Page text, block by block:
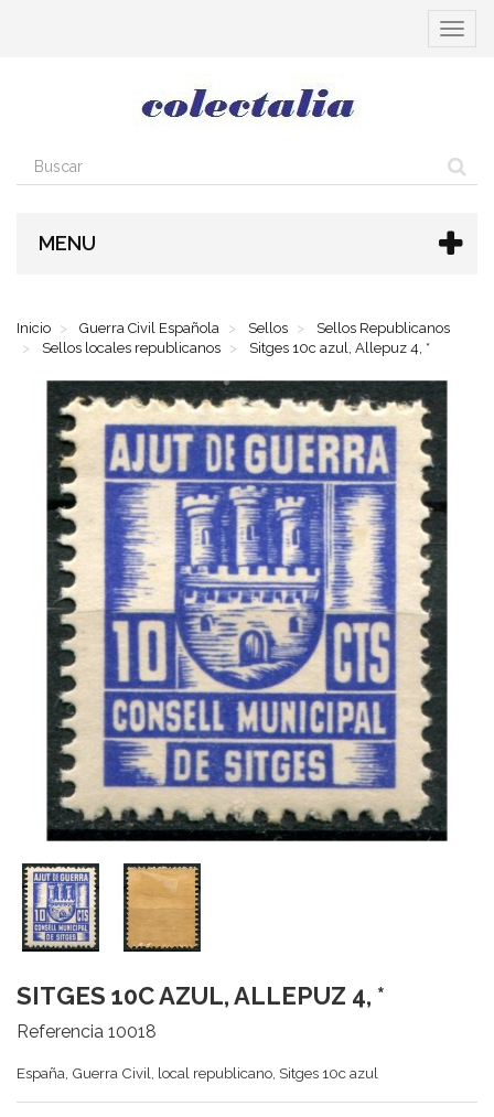
MENU
Inicio Guerra Civil Española Sellos
Sellos Republicanos
Sellos locales republicanos
Sitges 10c azul, Allepuz 4, *
SITGES 10C AZUL, ALLEPUZ 4, *
Referencia 10018
España, Guerra Civil, local republicano, Sitges 10c azul